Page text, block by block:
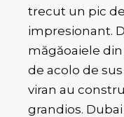
trecut un pic
impresionant.
măgăoaiele
de acolo de
viran au
grandios.